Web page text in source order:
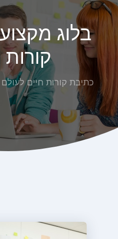
בלוג
קורות
כתיבת קורות חיים